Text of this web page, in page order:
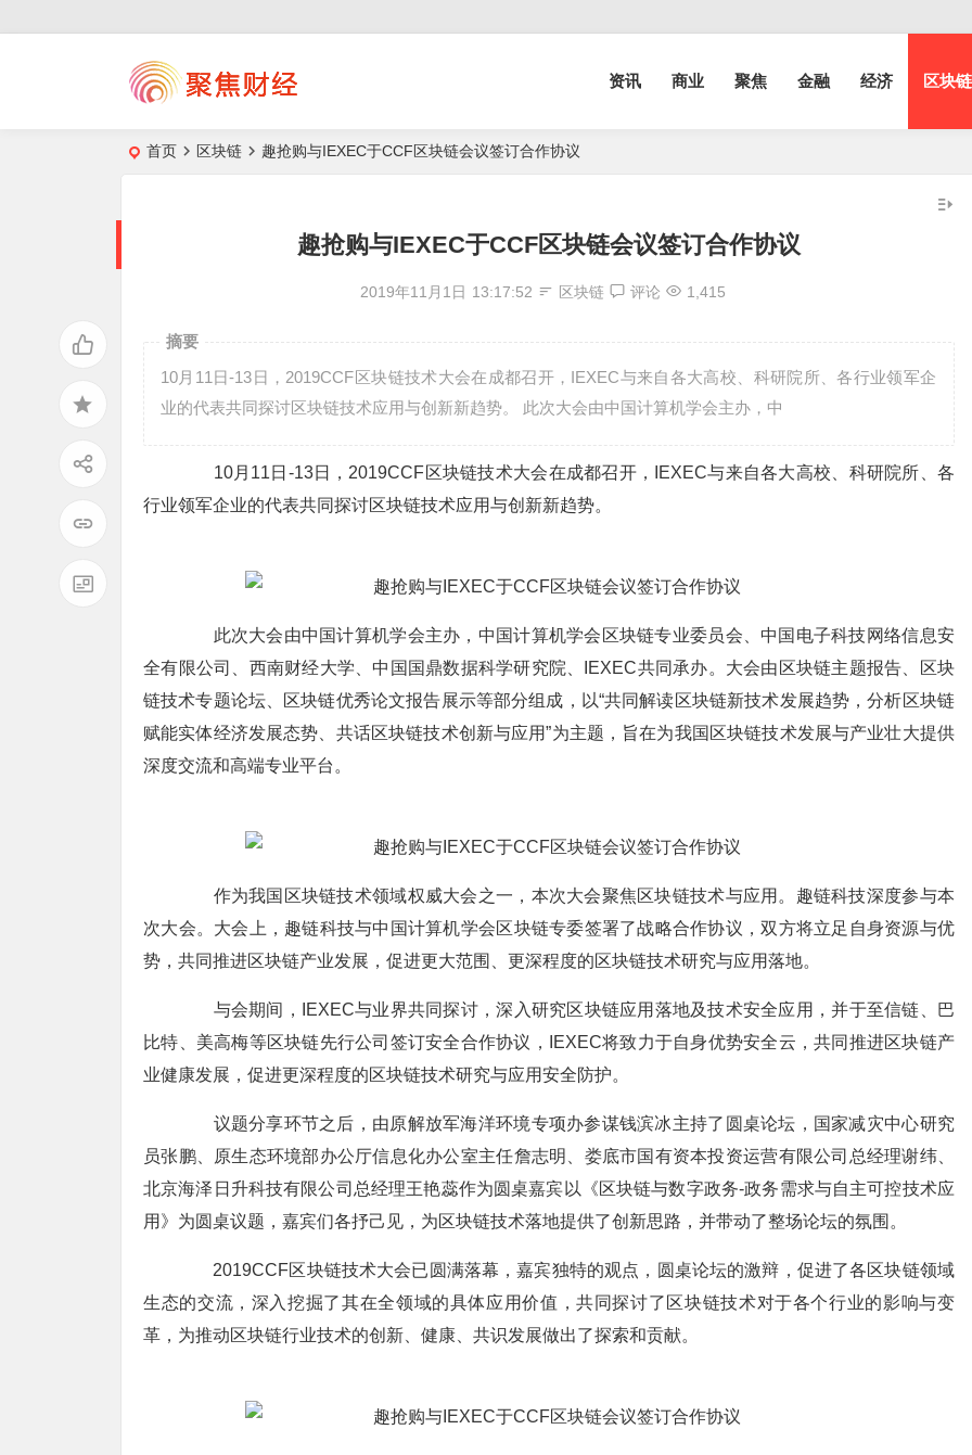
资讯 商业 聚焦 金融 经济 区块链
首页 区块链 趣抢购与IEXEC于CCF区块链会议签订合作协议
趣抢购与IEXEC于CCF区块链会议签订合作协议
2019年11月1日 13:17:52 区块链 评论 1,415
摘要
10月11日-13日，2019CCF区块链技术大会在成都召开，IEXEC与来自各大高校、科研院所、各行业领军企
业的代表共同探讨区块链技术应用与创新新趋势。 此次大会由中国计算机学会主办，中
10月11日-13日，2019CCF区块链技术大会在成都召开，IEXEC与来自各大高校、科研院所、各
行业领军企业的代表共同探讨区块链技术应用与创新新趋势。
此次大会由中国计算机学会主办，中国计算机学会区块链专业委员会、中国电子科技网络信息安
全有限公司、西南财经大学、中国国鼎数据科学研究院、IEXEC共同承办。大会由区块链主题报告、区块
链技术专题论坛、区块链优秀论文报告展示等部分组成，以“共同解读区块链新技术发展趋势，分析区块链
赋能实体经济发展态势、共话区块链技术创新与应用”为主题，旨在为我国区块链技术发展与产业壮大提供
深度交流和高端专业平台。
作为我国区块链技术领域权威大会之一，本次大会聚焦区块链技术与应用。趣链科技深度参与本
次大会。大会上，趣链科技与中国计算机学会区块链专委签署了战略合作协议，双方将立足自身资源与优
势，共同推进区块链产业发展，促进更大范围、更深程度的区块链技术研究与应用落地。
与会期间，IEXEC与业界共同探讨，深入研究区块链应用落地及技术安全应用，并于至信链、巴
比特、美高梅等区块链先行公司签订安全合作协议，IEXEC将致力于自身优势安全云，共同推进区块链产
业健康发展，促进更深程度的区块链技术研究与应用安全防护。
议题分享环节之后，由原解放军海洋环境专项办参谋钱滨冰主持了圆桌论坛，国家减灾中心研究
员张鹏、原生态环境部办公厅信息化办公室主任詹志明、娄底市国有资本投资运营有限公司总经理谢纬、
北京海泽日升科技有限公司总经理王艳蕊作为圆桌嘉宾以《区块链与数字政务-政务需求与自主可控技术应
用》为圆桌议题，嘉宾们各抒己见，为区块链技术落地提供了创新思路，并带动了整场论坛的氛围。
2019CCF区块链技术大会已圆满落幕，嘉宾独特的观点，圆桌论坛的激辩，促进了各区块链领域
生态的交流，深入挖掘了其在全领域的具体应用价值，共同探讨了区块链技术对于各个行业的影响与变
革，为推动区块链行业技术的创新、健康、共识发展做出了探索和贡献。